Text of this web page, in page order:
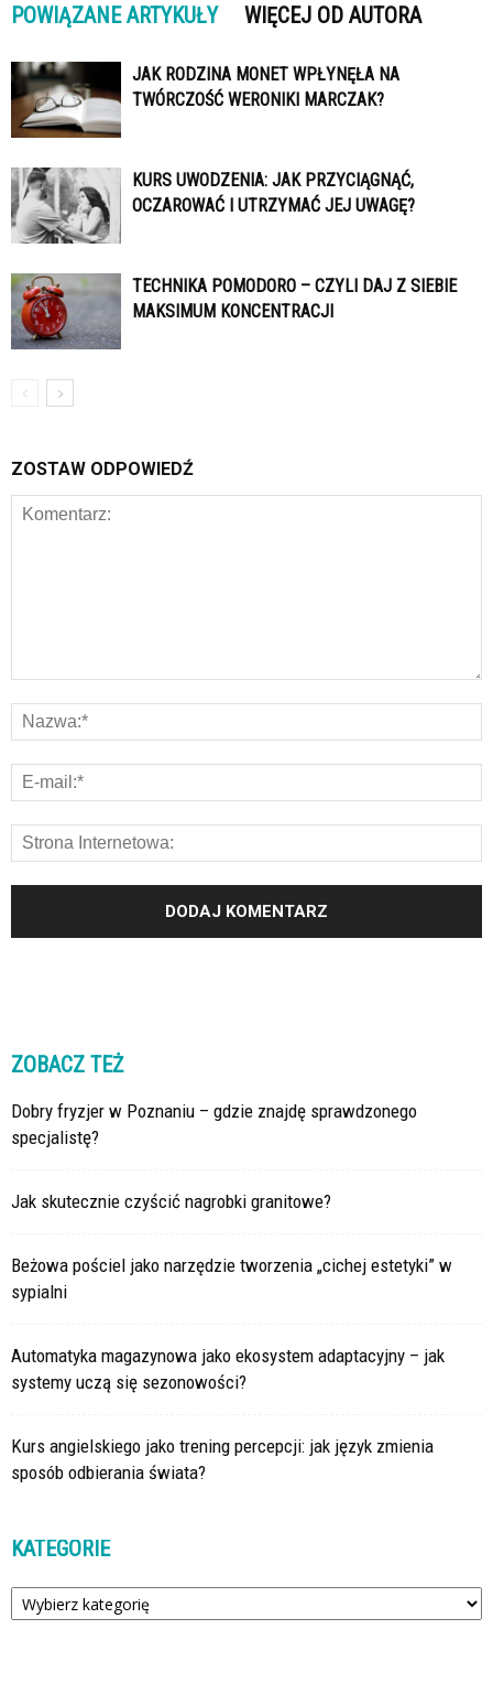
POWIĄZANE ARTYKUŁY WIĘCEJ OD AUTORA
JAK RODZINA MONET WPŁYNĘŁA NA
TWÓRCZOŚĆ WERONIKI MARCZAK?
KURS UWODZENIA: JAK PRZYCIĄGNĄĆ,
OCZAROWAĆ I UTRZYMAĆ JEJ UWAGĘ?
TECHNIKA POMODORO – CZYLI DAJ Z SIEBIE
MAKSIMUM KONCENTRACJI
ZOSTAW ODPOWIEDŹ
ZOBACZ TEŻ
Dobry fryzjer w Poznaniu – gdzie znajdę sprawdzonego
specjalistę?
Jak skutecznie czyścić nagrobki granitowe?
Beżowa pościel jako narzędzie tworzenia „cichej estetyki” w
sypialni
Automatyka magazynowa jako ekosystem adaptacyjny – jak
systemy uczą się sezonowości?
Kurs angielskiego jako trening percepcji: jak język zmienia
sposób odbierania świata?
KATEGORIE
Kategorie